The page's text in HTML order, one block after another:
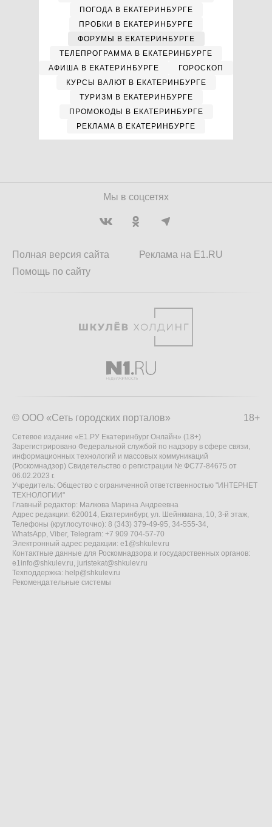
ПОГОДА В ЕКАТЕРИНБУРГЕ
ПРОБКИ В ЕКАТЕРИНБУРГЕ
ФОРУМЫ В ЕКАТЕРИНБУРГЕ
ТЕЛЕПРОГРАММА В ЕКАТЕРИНБУРГЕ
АФИША В ЕКАТЕРИНБУРГЕ
ГОРОСКОП
КУРСЫ ВАЛЮТ В ЕКАТЕРИНБУРГЕ
ТУРИЗМ В ЕКАТЕРИНБУРГЕ
ПРОМОКОДЫ В ЕКАТЕРИНБУРГЕ
РЕКЛАМА В ЕКАТЕРИНБУРГЕ
Мы в соцсетях
Полная версия сайта
Помощь по сайту
Реклама на E1.RU
18+
© ООО «Сеть городских порталов»
Сетевое издание «Е1.РУ Екатеринбург Онлайн» (18+)
Зарегистрировано Федеральной службой по надзору в сфере связи,
информационных технологий и массовых коммуникаций
(Роскомнадзор) Свидетельство о регистрации № ФС77-84675 от
06.02.2023 г.
Учредитель: Общество с ограниченной ответственностью "ИНТЕРНЕТ
ТЕХНОЛОГИИ"
Главный редактор: Малкова Марина Андреевна
Адрес редакции: 620014, Екатеринбург, ул. Шейнкмана, 10, 3-й этаж,
Телефоны (круглосуточно): 8 (343) 379-49-95, 34-555-34,
WhatsApp, Viber, Telegram: +7 909 704-57-70
Электронный адрес редакции: e1@shkulev.ru
Контактные данные для Роскомнадзора и государственных органов:
e1info@shkulev.ru, juristekat@shkulev.ru
Техподдержка: help@shkulev.ru
Рекомендательные системы